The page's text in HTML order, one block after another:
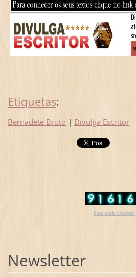
Etiquetas:
Bernadete Bruto | Divulga Escritor
free web counter
Newsletter